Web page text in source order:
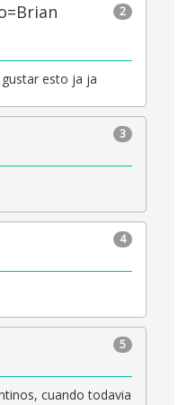
2
esto ja ja
3
4
5
cuando todavia